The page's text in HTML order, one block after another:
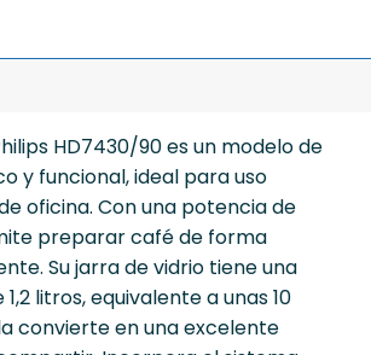
HD7430/90 es un modelo de
y funcional, ideal para uso
oficina. Con una potencia de
preparar café de forma
Su jarra de vidrio tiene una
litros, equivalente a unas 10
convierte en una excelente